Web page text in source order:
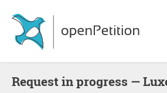
request in progress —